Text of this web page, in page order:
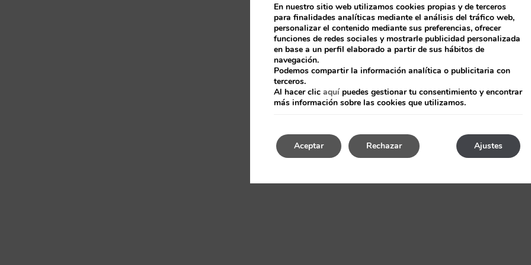
En nuestro sitio web utilizamos cookies propias y de terceros
para finalidades analíticas mediante el análisis del tráfico web,
personalizar el contenido mediante sus preferencias, ofrecer
funciones de redes sociales y mostrarle publicidad personalizada
en base a un perfil elaborado a partir de sus hábitos de
navegación.
Podemos compartir la información analítica o publicitaria con
terceros.
Al hacer clic aquípuedes gestionar tu consentimiento y encontrar
más información sobre las cookies que utilizamos.
Aceptar Ajustes
Rechazar